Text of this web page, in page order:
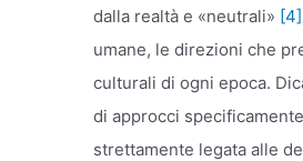
dalla realtà e «neutrali» [4]
umane, le direzioni che
culturali di ogni epoca.
di approcci
strettamente legata alle